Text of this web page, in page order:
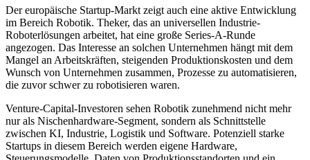
Der europäische Startup-Markt zeigt auch eine aktive Entwicklung
im Bereich Robotik. Theker, das an universellen Industrie-
Roboterlösungen arbeitet, hat eine große Series-A-Runde
angezogen. Das Interesse an solchen Unternehmen hängt mit dem
Mangel an Arbeitskräften, steigenden Produktionskosten und dem
Wunsch von Unternehmen zusammen, Prozesse zu automatisieren,
die zuvor schwer zu robotisieren waren.
Venture-Capital-Investoren sehen Robotik zunehmend nicht mehr
nur als Nischenhardware-Segment, sondern als Schnittstelle
zwischen KI, Industrie, Logistik und Software. Potenziell starke
Startups in diesem Bereich werden eigene Hardware,